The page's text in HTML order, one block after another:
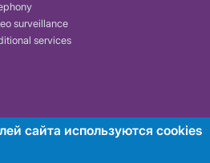
surveillance
services
сайта используются cookies